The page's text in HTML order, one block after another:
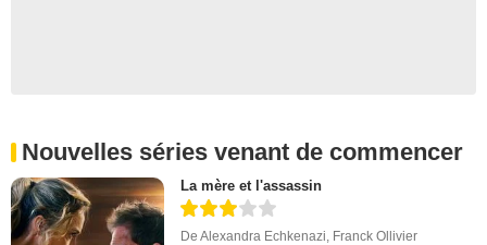
Nouvelles séries venant de commencer
La mère et l'assassin
DeAlexandra Echkenazi Franck Ollivier